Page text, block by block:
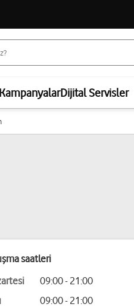
Dijital Servisler
saatleri
09:00 - 21:00
09:00 - 21:00